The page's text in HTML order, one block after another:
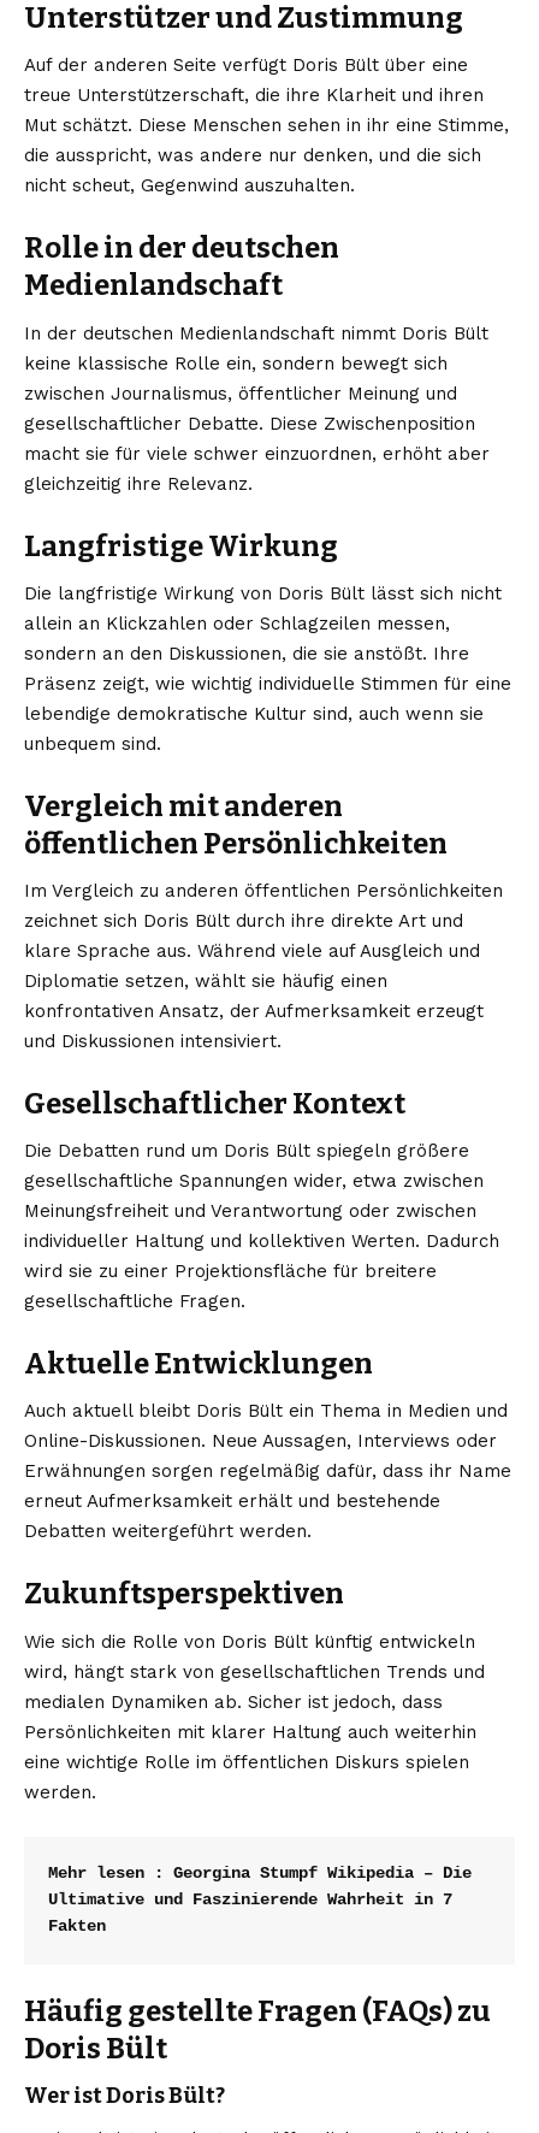
Unterstützer und Zustimmung
Auf der anderen Seite verfügt Doris Bült über eine
treue Unterstützerschaft, die ihre Klarheit und ihren
Mut schätzt. Diese Menschen sehen in ihr eine Stimme,
die ausspricht, was andere nur denken, und die sich
nicht scheut, Gegenwind auszuhalten.
Rolle in der deutschen
Medienlandschaft
In der deutschen Medienlandschaft nimmt Doris Bült
keine klassische Rolle ein, sondern bewegt sich
zwischen Journalismus, öffentlicher Meinung und
gesellschaftlicher Debatte. Diese Zwischenposition
macht sie für viele schwer einzuordnen, erhöht aber
gleichzeitig ihre Relevanz.
Langfristige Wirkung
Die langfristige Wirkung von Doris Bült lässt sich nicht
allein an Klickzahlen oder Schlagzeilen messen,
sondern an den Diskussionen, die sie anstößt. Ihre
Präsenz zeigt, wie wichtig individuelle Stimmen für eine
lebendige demokratische Kultur sind, auch wenn sie
unbequem sind.
Vergleich mit anderen
öffentlichen Persönlichkeiten
Im Vergleich zu anderen öffentlichen Persönlichkeiten
zeichnet sich Doris Bült durch ihre direkte Art und
klare Sprache aus. Während viele auf Ausgleich und
Diplomatie setzen, wählt sie häufig einen
konfrontativen Ansatz, der Aufmerksamkeit erzeugt
und Diskussionen intensiviert.
Gesellschaftlicher Kontext
Die Debatten rund um Doris Bült spiegeln größere
gesellschaftliche Spannungen wider, etwa zwischen
Meinungsfreiheit und Verantwortung oder zwischen
individueller Haltung und kollektiven Werten. Dadurch
wird sie zu einer Projektionsfläche für breitere
gesellschaftliche Fragen.
Aktuelle Entwicklungen
Auch aktuell bleibt Doris Bült ein Thema in Medien und
Online-Diskussionen. Neue Aussagen, Interviews oder
Erwähnungen sorgen regelmäßig dafür, dass ihr Name
erneut Aufmerksamkeit erhält und bestehende
Debatten weitergeführt werden.
Zukunftsperspektiven
Wie sich die Rolle von Doris Bült künftig entwickeln
wird, hängt stark von gesellschaftlichen Trends und
medialen Dynamiken ab. Sicher ist jedoch, dass
Persönlichkeiten mit klarer Haltung auch weiterhin
eine wichtige Rolle im öffentlichen Diskurs spielen
werden.
Mehr lesen : Georgina Stumpf Wikipedia – Die
Ultimative und Faszinierende Wahrheit in 7
Fakten
Häufig gestellte Fragen (FAQs) zu
Doris Bült
Wer ist Doris Bült?